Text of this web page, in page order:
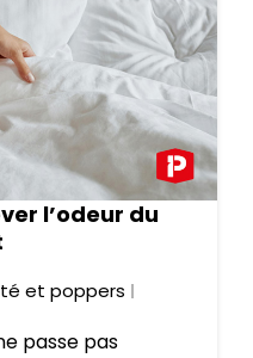
l’odeur du
et poppers
passe pas